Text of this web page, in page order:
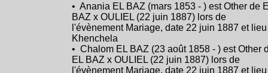
• Anania EL BAZ (mars 1853 - ) est Other de
BAZ x OULIEL (22 juin 1887) lors de
l'évènement Mariage, date 22 juin 1887 et lieu
Khenchela
• Chalom EL BAZ (23 août 1858 - ) est Other
EL BAZ x OULIEL (22 juin 1887) lors de
l'évènement Mariage, date 22 juin 1887 et lieu